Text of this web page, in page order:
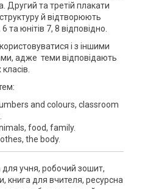
Другий та третій плакати
й відтворюють
та юнітів 7, 8 відповідно.
і з іншими
адже теми відповідають
and colours, classroom
food, family.
the body.
для учня, робочий зошит,
книга для вчителя, ресурсна